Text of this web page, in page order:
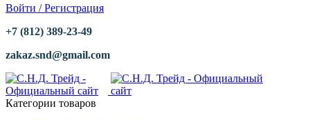
Войти / Регистрация
+7 (812) 389-23-49
zakaz.snd@gmail.com
Категории товаров